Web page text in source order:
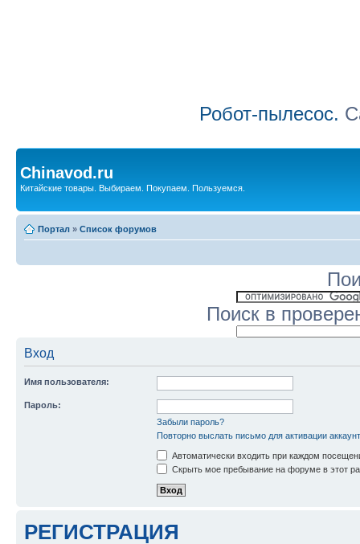
Робот-пылесос.
Chinavod.ru
Китайские товары. Выбираем. Покупаем. Пользуемся.
Портал » Список форумов
Поиск в
Вход
Имя пользователя:
Пароль:
Забыли пароль?
Повторно выслать письмо для активации
Автоматически входить при каждом
Скрыть мое пребывание на форуме в этот
РЕГИСТРАЦИЯ